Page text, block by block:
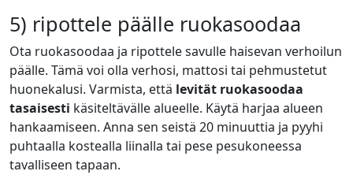
5) ripottele päälle ruokasoodaa
Ota ruokasoodaa ja ripottele savulle haisevan verhoilun
päälle. Tämä voi olla verhosi, mattosi tai pehmustetut
huonekalusi. Varmista, että levität ruokasoodaa
tasaisesti käsiteltävälle alueelle. Käytä harjaa alueen
hankaamiseen. Anna sen seistä 20 minuuttia ja pyyhi
puhtaalla kostealla liinalla tai pese pesukoneessa
tavalliseen tapaan.